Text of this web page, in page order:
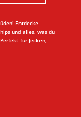
Entdecke
und alles, was du
für Jecken,